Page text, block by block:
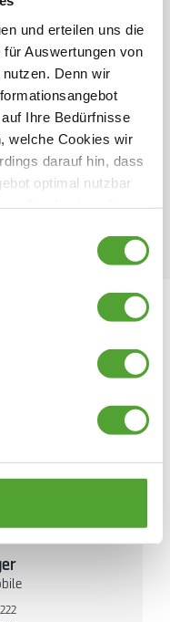
und erteilen uns die
Auswertungen von
Denn wir
Ihre Bedürfnisse
welche Cookies wir
darauf hin, dass
optimal nutzbar
angezeigt